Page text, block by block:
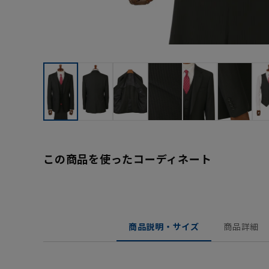
この商品を使ったコーディネート
商品説明・サイズ 商品詳細